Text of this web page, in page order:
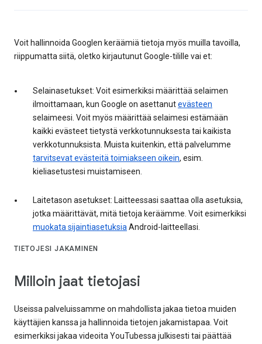
Voit hallinnoida Googlen keräämiä tietoja myös muilla tavoilla,
riippumatta siitä, oletko kirjautunut Google-tilille vai et:
Selainasetukset: Voit esimerkiksi määrittää selaimen
ilmoittamaan, kun Google on asettanutevästeen
selaimeesi. Voit myös määrittää selaimesi estämään
kaikki evästeet tietystä verkkotunnuksesta tai kaikista
verkkotunnuksista. Muista kuitenkin, että palvelumme
tarvitsevat evästeitä toimiakseen oikein, esim.
kieliasetustesi muistamiseen.
Laitetason asetukset: Laitteessasi saattaa olla asetuksia,
jotka määrittävät, mitä tietoja keräämme. Voit esimerkiksi
muokata sijaintiasetuksia Android-laitteellasi.
TIETOJESI JAKAMINEN
Milloin jaat tietojasi
Useissa palveluissamme on mahdollista jakaa tietoa muiden
käyttäjien kanssa ja hallinnoida tietojen jakamistapaa. Voit
esimerkiksi jakaa videoita YouTubessa julkisesti tai päättää